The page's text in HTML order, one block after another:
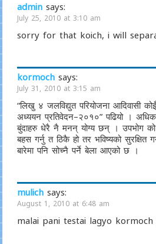
admin says:
July 25, 2010 at 3:10 am
sorry for that koich, i will
kormoch says:
July 31, 2010 at 3:15 am
“लिखु ४ जलविद्युत परियोजना आदिवासी
अध्ययन प्रतिवेदन–२०१०” पढियो ।
बुंदाहरु धेरै नै मनन् योग्य छन् । उपभोग को
बहस गर्नु त ठिकै हो तर भविष्यको सुरक्षित
बारेमा पनि सोच्नै पर्ने बेला आएको छ ।
mulich says:
August 1, 2010 at 6:48 am
malai pani testai lagyo kormoch